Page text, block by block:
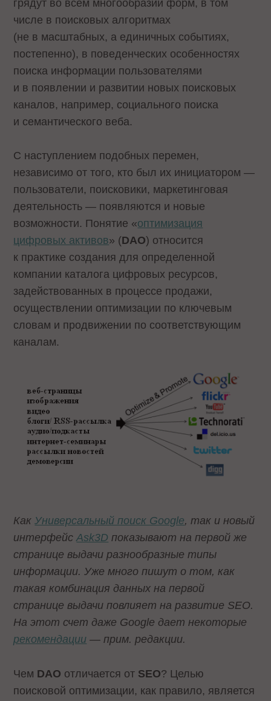
грядут во всем многообразии форм, в том
числе в поисковых алгоритмах
(не в масштабных, а единичных событиях,
постепенно), в поведенческих особенностях
поиска информации пользователями
и в появлении и развитии новых поисковых
каналов, например, социального поиска
и семантического веба.
С наступлением подобных перемен,
независимо от того, кто был их инициатором —
пользователи, поисковики, маркетинговая
деятельность — появляются и новые
возможности. Понятие «оптимизация
цифровых активов» (DAO) относится
к практике создания для определенной
компании каталога цифровых ресурсов,
задействованных в процессе продажи,
осуществлении оптимизации по ключевым
словам и продвижении по соответствующим
каналам.
КакУниверсальный поиск Google, так и новый
интерфейсAsk3D показывают на первой же
странице выдачи разнообразные типы
информации. Уже много пишут о том, как
такая комбинация данных на первой
странице выдачи повлияет на развитие SEO.
На этот счет даже Google дает некоторые
рекомендации — прим. редакции.
Чем DAO отличается от SEO? Целью
поисковой оптимизации, как правило, является